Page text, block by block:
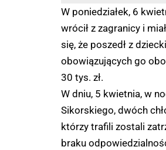
W poniedziałek, 6
wrócił z zagranicy i
się, że poszedł z
obowiązujących go
30 tys. zł.
W dniu, 5 kwietnia, w
Sikorskiego, dwóch
którzy trafili zostali
braku